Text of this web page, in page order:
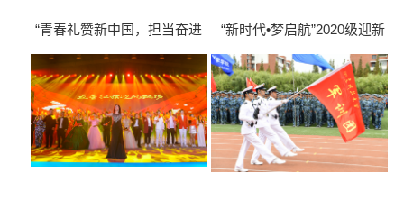
“青春礼赞新中国，担当奋进
新时代”大学生合唱朗诵比赛
“新时代•梦启航”2020级迎新
晚会